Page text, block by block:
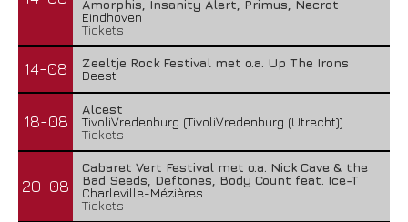
Amorphis, Insanity Alert, Primus, Necrot
Eindhoven
Tickets
14-08
Zeeltje Rock Festival met o.a. Up The Irons
Deest
18-08
Alcest
TivoliVredenburg (TivoliVredenburg (Utrecht))
Tickets
20-08
Cabaret Vert Festival met o.a. Nick Cave & the
Bad Seeds, Deftones, Body Count feat. Ice-T
Charleville-Mézières
Tickets